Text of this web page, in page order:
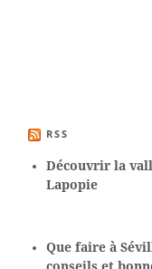
RSS
Découvrir la
Lapopie
Que faire à